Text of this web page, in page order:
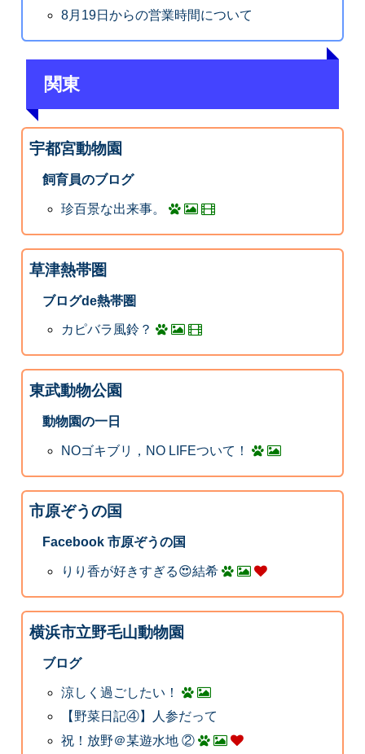
8月19日からの営業時間について
関東
宇都宮動物園
飼育員のブログ
珍百景な出来事。
草津熱帯圏
ブログde熱帯圏
カピバラ風鈴？
東武動物公園
動物園の一日
NOゴキブリ，NO LIFEついて！
市原ぞうの国
Facebook 市原ぞうの国
りり香が好きすぎる😍結希
横浜市立野毛山動物園
ブログ
涼しく過ごしたい！
【野菜日記④】人参だって
祝！放野＠某遊水地 ②